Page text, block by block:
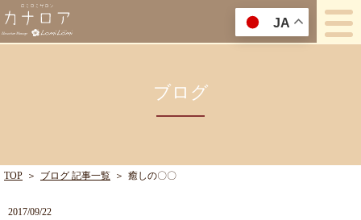
ブログ
TOP ＞ ブログ 記事一覧 ＞ 癒しの〇〇
2017/09/22
JA